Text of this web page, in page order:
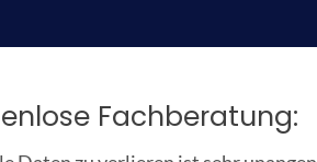
Fachberatung: